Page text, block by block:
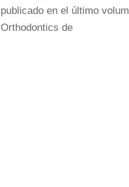
publicado en el último
Orthodontics de